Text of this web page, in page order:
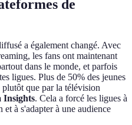
de
a également changé. Avec
les fans ont maintenant
dans le monde, et parfois
ligues. Plus de 50% des jeunes
que par la télévision
Insights. Cela a forcé les ligues à
à s'adapter à une audience